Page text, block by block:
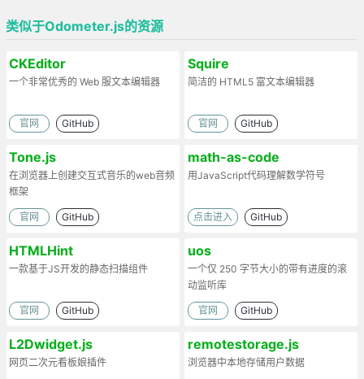
类似于Odometer.js的资源
CKEditor
一个非常优秀的 Web 服文本编辑器
官网 GitHub
Squire
简洁的 HTML5 富文本编辑器
官网 GitHub
Tone.js
在浏览器上创建交互式音乐的web音频
框架
官网 GitHub
math-as-code
用JavaScript代码理解数学符号
点击进入 GitHub
HTMLHint
一款基于JS开发的静态扫描组件
官网 GitHub
uos
一个仅 250 字节大小的带有进度的滚
动监听库
官网 GitHub
L2Dwidget.js
网页二次元看板娘插件
remotestorage.js
浏览器中本地存储用户数据